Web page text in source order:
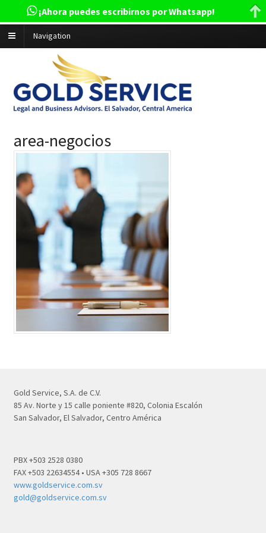
Navigation
area-negocios
Gold Service, S.A. de C.V.
85 Av. Norte y 15 calle poniente #820, Colonia Escalón
San Salvador, El Salvador, Centro América
PBX +503 2528 0380
FAX +503 22634554 • USA +305 728 8667
www.goldservice.com.sv
gold@goldservice.com.sv
¡Ahora puedes escribirnos por Whatsapp!